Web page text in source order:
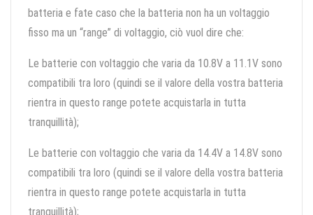
batteria e fate caso che la batteria non ha un voltaggio
fisso ma un “range” di voltaggio, ciò vuol dire che:
Le batterie con voltaggio che varia da 10.8V a 11.1V sono
compatibili tra loro (quindi se il valore della vostra batteria
rientra in questo range potete acquistarla in tutta
tranquillità);
Le batterie con voltaggio che varia da 14.4V a 14.8V sono
compatibili tra loro (quindi se il valore della vostra batteria
rientra in questo range potete acquistarla in tutta
tranquillità);